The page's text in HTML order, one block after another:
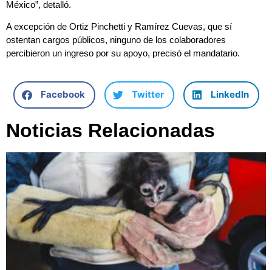
México”, detalló.
A excepción de Ortiz Pinchetti y Ramírez Cuevas, que sí
ostentan cargos públicos, ninguno de los colaboradores
percibieron un ingreso por su apoyo, precisó el mandatario.
Facebook Twitter LinkedIn
Noticias Relacionadas